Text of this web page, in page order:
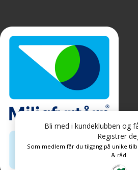
Bli med i kundeklubben og
Registrer
Som medlem får du tilgang på unike
& råd.